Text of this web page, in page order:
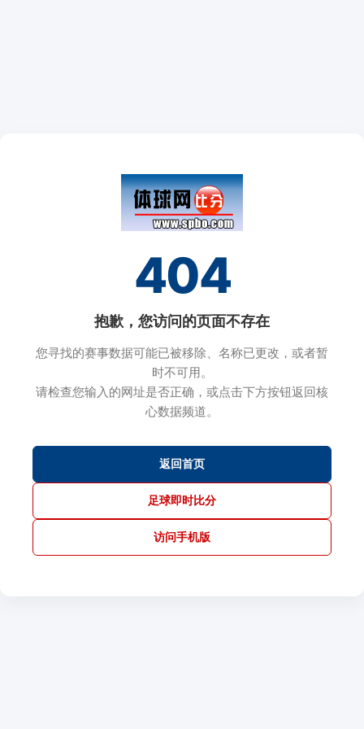
404
抱歉，您访问的页面不存在
您寻找的赛事数据可能已被移除、名称已更改，或者暂
时不可用。
请检查您输入的网址是否正确，或点击下方按钮返回核
心数据频道。
返回首页
足球即时比分
访问手机版